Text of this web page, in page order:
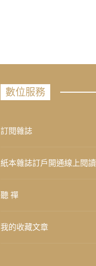
數位服務
訂閱雜誌
紙本雜誌訂戶開通線上閱讀
聽 禪
我的收藏文章